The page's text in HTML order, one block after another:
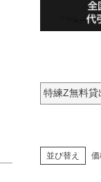
特練Z無料貸
並び替え